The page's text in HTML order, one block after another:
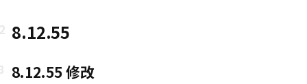
8.12.55
8.12.55 修改